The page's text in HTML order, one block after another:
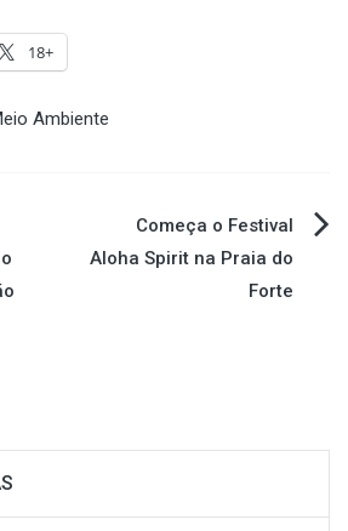
18+
Ambiente
Começa o Festival
Aloha Spirit na Praia do
Forte